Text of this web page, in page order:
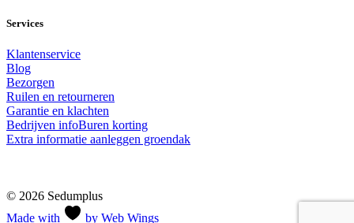
Services
Klantenservice
Blog
Bezorgen
Ruilen en retourneren
Garantie en klachten
Bedrijven infoBuren korting
Extra informatie aanleggen groendak
© 2026 Sedumplus
Made with
by Web Wings